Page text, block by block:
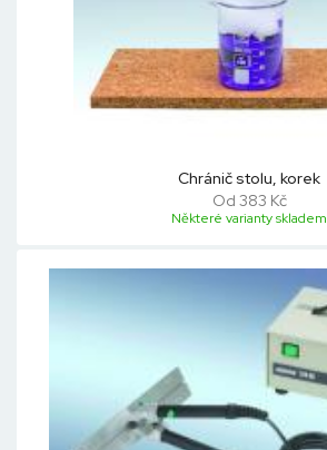
Chránič stolu, korek
Od 383 Kč
Některé varianty skladem